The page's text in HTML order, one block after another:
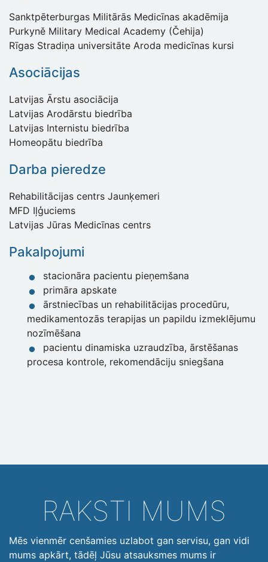
Sanktpēterburgas Militārās Medicīnas akadēmija
Purkyně Military Medical Academy (Čehija)
Rīgas Stradiņa universitāte Aroda medicīnas kursi
Asociācijas
Latvijas Ārstu asociācija
Latvijas Arodārstu biedrība
Latvijas Internistu biedrība
Homeopātu biedrība
Darba pieredze
Rehabilitācijas centrs Jaunķemeri
MFD Iļģuciems
Latvijas Jūras Medicīnas centrs
Pakalpojumi
stacionāra pacientu pieņemšana
primāra apskate
ārstniecības un rehabilitācijas procedūru,
medikamentozās terapijas un papildu izmeklējumu
nozīmēšana
pacientu dinamiska uzraudzība, ārstēšanas
procesa kontrole, rekomendāciju sniegšana
RAKSTI MUMS
Mēs vienmēr cenšamies uzlabot gan servisu, gan vidi
mums apkārt, tādēļ Jūsu atsauksmes mums ir